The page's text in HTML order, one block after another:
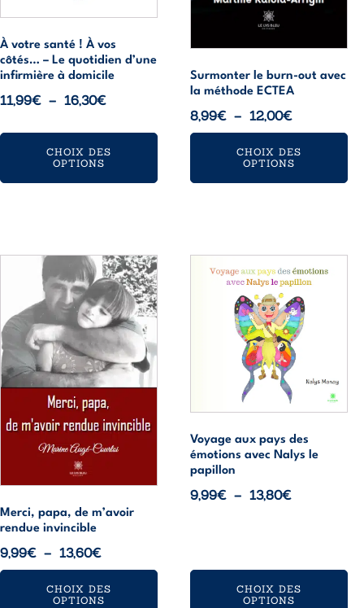
À votre santé ! À vos
côtés… – Le quotidien d’une
infirmière à domicile
11,99€ – 16,30€Plage
11,99€
à
CHOIX DES
OPTIONS
page
du
Surmonter le burn-out avec
la méthode ECTEA
8,99€ – 12,00€Plage
de
prix :
CHOIX DES
OPTIONS
sur
page
du
produit
Merci, papa, de m’avoir
rendue invincible
9,99€ – 13,60€Plage
de
prix :
CHOIX DES
OPTIONS
produit
plusieurs
variations.
Les
options
peuvent
être
choisies
la
page
du
produit
Voyage aux pays des
émotions avec Nalys le
papillon
9,99€ – 13,80€Plage
à
13,80€
CHOIX DES
OPTIONS
produit
plusieurs
variations.
choisies
sur
la